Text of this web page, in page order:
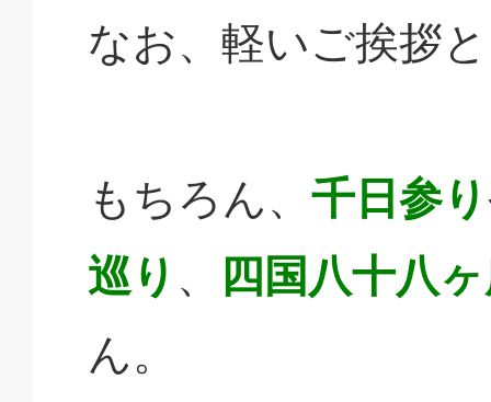
なお、軽いご挨拶
もちろん、 千日参り
巡り 、
四国八十八
ん。